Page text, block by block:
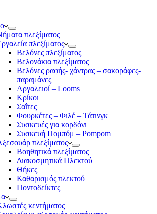
πλεξίματος
πλεξίματος
Βελόνες πλεξίματος
Βελονάκια πλεξίματος
Βελόνες ραφής- χάντρας – σακοράφες-
παραμάνες
Αργαλειοί – Looms
Κρίκοι
Σαΐτες
Φουρκέτες – Φιλέ – Τάτινγκ
Συσκευές για κορδόνι
Συσκευή Πομπόμ – Pompom
πλεξίματος
Βοηθητικά πλεξίματος
Διακοσμητικά Πλεκτού
Θήκες
Καθαρισμός πλεκτού
Ποντοδείκτες
κεντήματος